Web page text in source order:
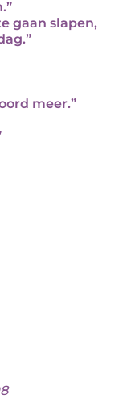
gaan slapen,
meer.”